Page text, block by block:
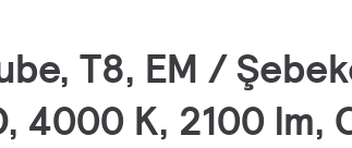
T8, EM /
4000 K, 2100 lm,